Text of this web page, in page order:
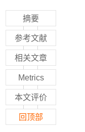
摘要
参考文献
相关文章
Metrics
本文评价
回顶部